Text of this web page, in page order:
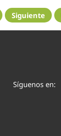
Siguiente
Síguenos en: